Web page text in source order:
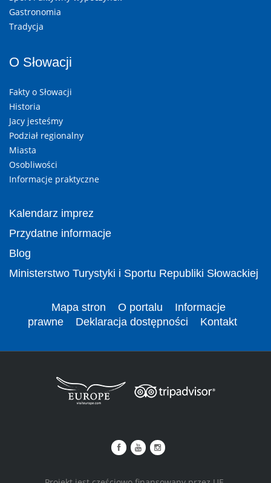
Gastronomia
Tradycja
O Słowacji
Fakty o Słowacji
Historia
Jacy jesteśmy
Podział regionalny
Miasta
Osobliwości
Informacje praktyczne
Kalendarz imprez
Przydatne informacje
Blog
Ministerstwo Turystyki i Sportu Republiki Słowackiej
Mapa stron O portalu
Informacje
prawne
Deklaracja dostępności Kontakt